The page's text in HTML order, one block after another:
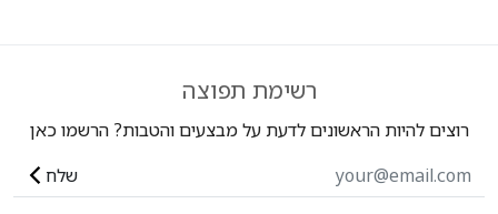
רשימת תפוצה
רוצים להיות הראשונים לדעת על מבצעים והטבות? הרשמו כאן
שלח